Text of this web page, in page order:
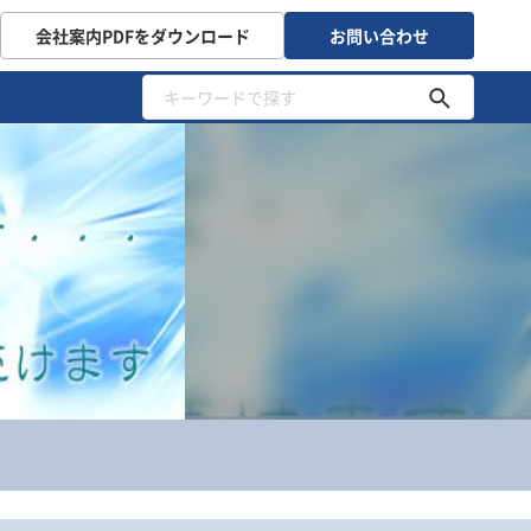
会社案内PDFをダウンロード お問い合わせ